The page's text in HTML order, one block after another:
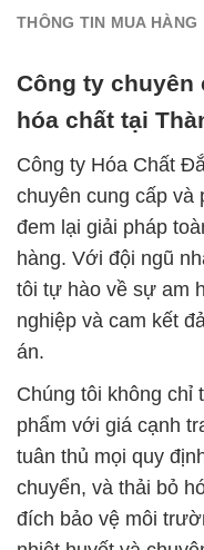
THÔNG TIN MUA HÀNG
Công ty chuyên
hóa chất tại
Công ty Hóa Chất
chuyên cung cấp và
đem lại giải pháp
hàng. Với đội ngũ
tôi tự hào về sự am
nghiệp và cam kết
án.
Chúng tôi không chỉ
phẩm với giá cạnh
tuân thủ mọi quy
chuyển, và thải bỏ
đích bảo vệ môi